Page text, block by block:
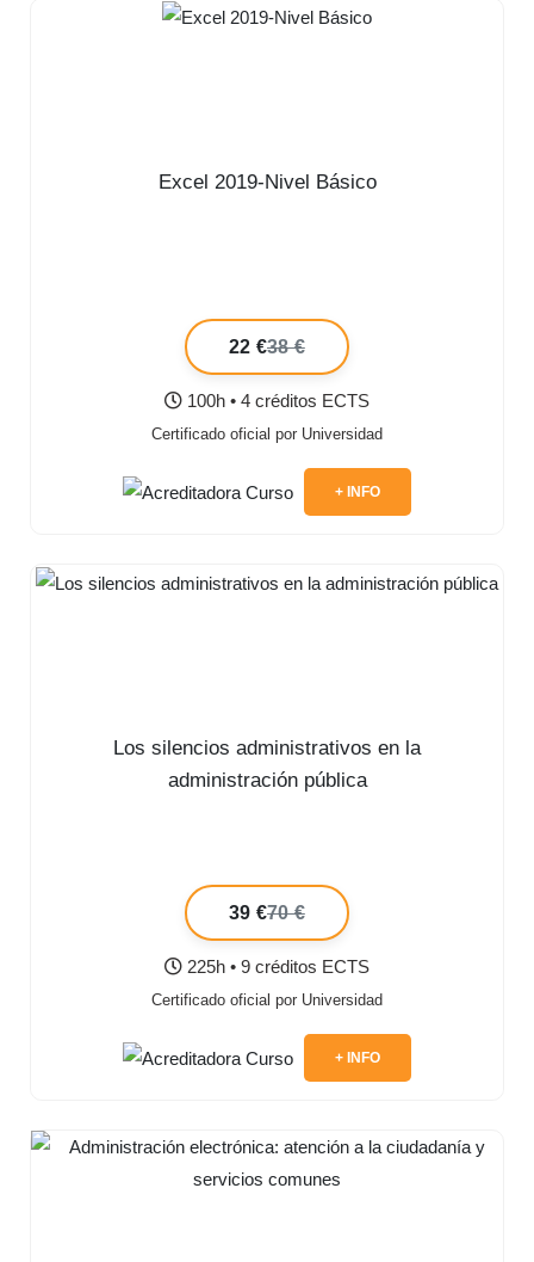
Excel 2019-Nivel Básico
22 €38 €
100h • 4 créditos ECTS
Certificado oficial por Universidad
+ INFO
Los silencios administrativos en la
administración pública
39 €70 €
225h • 9 créditos ECTS
Certificado oficial por Universidad
+ INFO